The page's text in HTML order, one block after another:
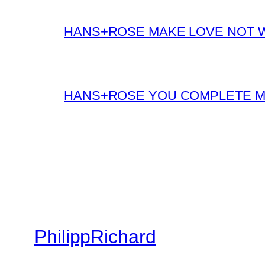
HANS+ROSE MAKE LOVE NOT
HANS+ROSE YOU COMPLETE
PhilippRichard